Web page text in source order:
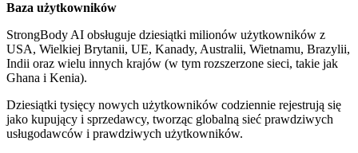
Baza użytkowników
StrongBody AI obsługuje dziesiątki milionów użytkowników z
USA, Wielkiej Brytanii, UE, Kanady, Australii, Wietnamu, Brazylii,
Indii oraz wielu innych krajów (w tym rozszerzone sieci, takie jak
Ghana i Kenia).
Dziesiątki tysięcy nowych użytkowników codziennie rejestrują się
jako kupujący i sprzedawcy, tworząc globalną sieć prawdziwych
usługodawców i prawdziwych użytkowników.